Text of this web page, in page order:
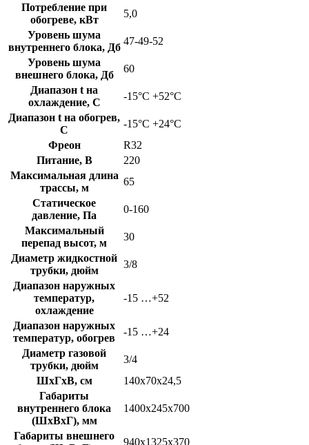
Потребление при
обогреве, кВт
5,0
Уровень шума
внутреннего блока, Дб
47-49-52
Уровень шума
внешнего блока, Дб
60
Диапазон t на
охлаждение, C
-15°С +52°С
Диапазон t на обогрев,
C
-15°С +24°С
Фреон
R32
Питание, В
220
Максимальная длина
трассы, м
65
Статическое
давление, Па
0-160
Максимальный
перепад высот, м
30
Диаметр жидкостной
трубки, дюйм
3/8
Диапазон наружных
температур,
охлаждение
-15 …+52
Диапазон наружных
температур, обогрев
-15 …+24
Диаметр газовой
трубки, дюйм
3/4
ШxГxВ, см
140x70x24,5
Габариты
внутреннего блока
(ШхВхГ), мм
1400x245x700
Габариты внешнего
940x1325x370